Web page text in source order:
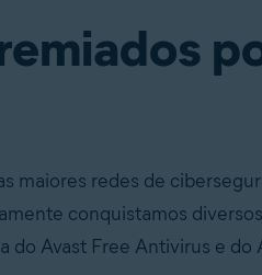
maiores redes de
conquistamos
do Avast Free Antivirus e